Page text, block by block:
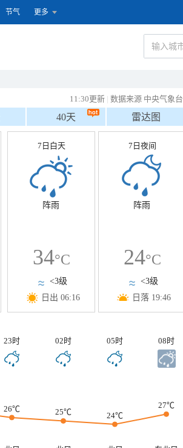
节气 更多
11:30更新 | 数据来源 中央气象台
40天 雷达图
7日白天
阵雨
34°C
<3级
日出 06:16
7日夜间
阵雨
24°C
<3级
日落 19:46
23时 02时 05时 08时
26℃ 25℃ 24℃
27℃